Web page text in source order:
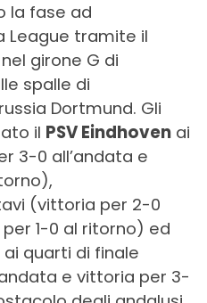
la fase ad
League tramite il
girone G di
spalle di
Dortmund. Gli
il PSV Eindhovenai
3-0 all’andata e
(vittoria per 2-0
1-0 al ritorno) ed
ai quarti di finale
e vittoria per 3-